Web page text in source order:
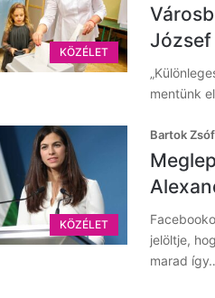
KÖZÉLET
mentünk
KÖZÉLET
Bartok
jelöltje,
marad